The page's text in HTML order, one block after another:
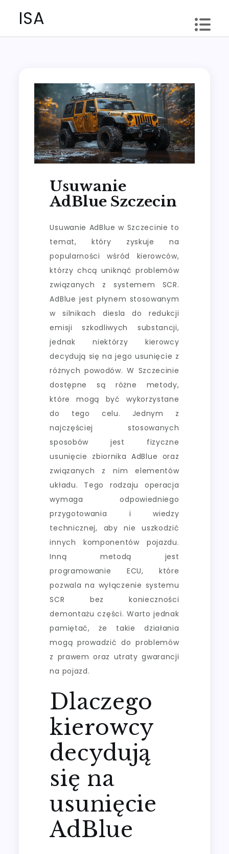
ISA
Usuwanie
AdBlue Szczecin
Usuwanie AdBlue w Szczecinie to
temat, który zyskuje na
popularności wśród kierowców,
którzy chcą uniknąć problemów
związanych z systemem SCR.
AdBlue jest płynem stosowanym
w silnikach diesla do redukcji
emisji szkodliwych substancji,
jednak niektórzy kierowcy
decydują się na jego usunięcie z
różnych powodów. W Szczecinie
dostępne są różne metody,
które mogą być wykorzystane
do tego celu. Jednym z
najczęściej stosowanych
sposobów jest fizyczne
usunięcie zbiornika AdBlue oraz
związanych z nim elementów
układu. Tego rodzaju operacja
wymaga odpowiedniego
przygotowania i wiedzy
technicznej, aby nie uszkodzić
innych komponentów pojazdu.
Inną metodą jest
programowanie ECU, które
pozwala na wyłączenie systemu
SCR bez konieczności
demontażu części. Warto jednak
pamiętać, że takie działania
mogą prowadzić do problemów
z prawem oraz utraty gwarancji
na pojazd.
Dlaczego
kierowcy
decydują
się na
usunięcie
AdBlue